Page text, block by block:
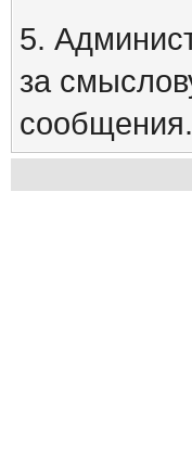
5.
за
сообщения.